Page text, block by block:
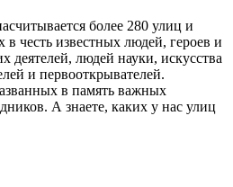
более 280 улиц и
честь известных людей, героев и
деятелей, людей науки, искусства
и первооткрывателей.
в память важных
А знаете, каких у нас улиц